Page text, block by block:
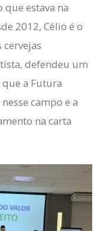
estava na
2012, Célio é o
cervejas
defendeu um
a Futura
campo e a
na carta